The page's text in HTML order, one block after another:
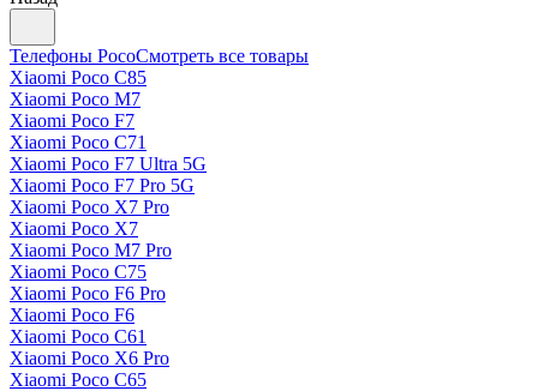
Телефоны PocoСмотреть все товары
Xiaomi Poco C85
Xiaomi Poco M7
Xiaomi Poco F7
Xiaomi Poco C71
Xiaomi Poco F7 Ultra 5G
Xiaomi Poco F7 Pro 5G
Xiaomi Poco X7 Pro
Xiaomi Poco X7
Xiaomi Poco M7 Pro
Xiaomi Poco C75
Xiaomi Poco F6 Pro
Xiaomi Poco F6
Xiaomi Poco C61
Xiaomi Poco X6 Pro
Xiaomi Poco C65